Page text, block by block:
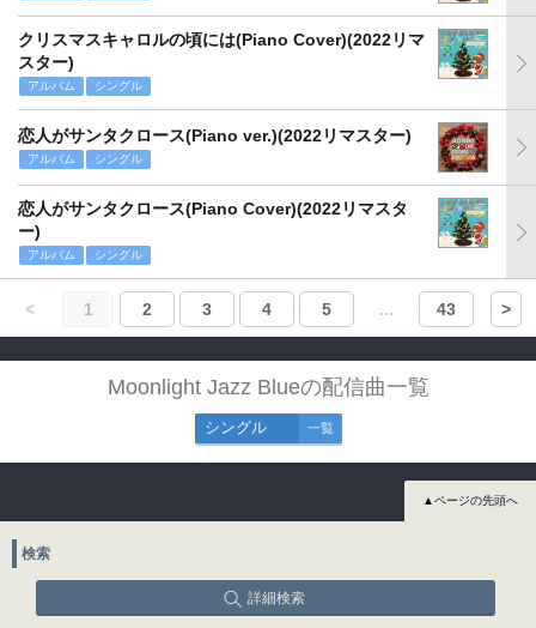
クリスマスキャロルの頃には(Piano Cover)(2022リマ
スター)
アルバム シングル
恋人がサンタクロース(Piano ver.)(2022リマスター)
アルバム シングル
恋人がサンタクロース(Piano Cover)(2022リマスタ
ー)
アルバム シングル
< 1 2 3 4 5 ... 43 >
Moonlight Jazz Blueの配信曲一覧
シングル 一覧
▲ページの先頭へ
検索
詳細検索